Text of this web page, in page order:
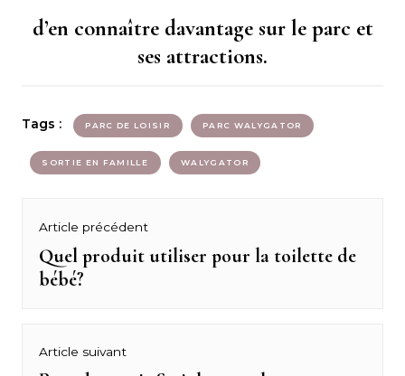
d’en connaître davantage sur le parc et
ses attractions.
Tags : PARC DE LOISIR PARC WALYGATOR
SORTIE EN FAMILLE WALYGATOR
Navigation
de
l’article
Article précédent
Previous
post:
Quel produit utiliser pour la toilette de
bébé?
Article suivant